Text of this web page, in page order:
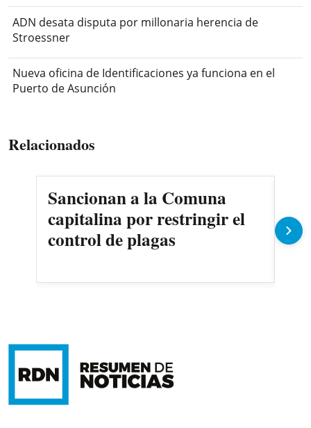
ADN desata disputa por millonaria herencia de
Stroessner
Nueva oficina de Identificaciones ya funciona en el
Puerto de Asunción
Relacionados
Sancionan a la Comuna
capitalina por restringir el
control de plagas